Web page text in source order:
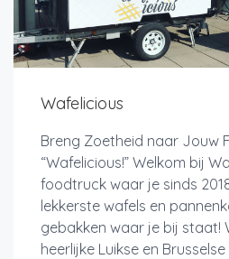
Wafelicious
Breng Zoetheid naar Jouw
“Wafelicious!” Welkom bij
foodtruck waar je sinds
lekkerste wafels en
gebakken waar je bij staat!
heerlijke Luikse en Brusselse